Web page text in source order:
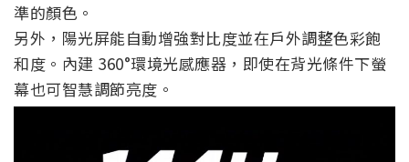
準的顏色。
另外，陽光屏能自動增強對比度並在戶外調整色彩飽
和度。內建 360°環境光感應器，即使在背光條件下螢
幕也可智慧調節亮度。